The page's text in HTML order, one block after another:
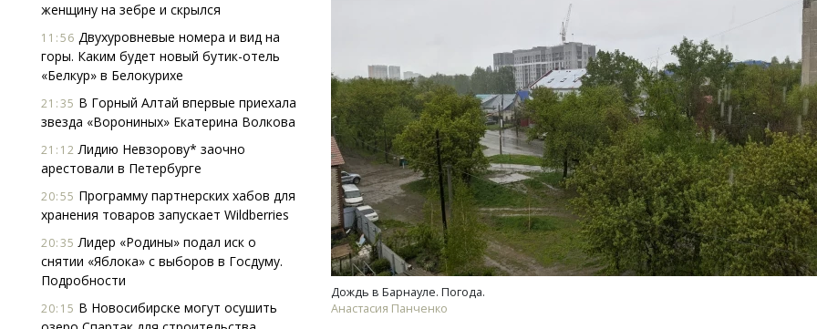
женщину на зебре и скрылся
11:56 Двухуровневые номера и вид на
горы. Каким будет новый бутик-отель
«Белкур» в Белокурихе
21:35 В Горный Алтай впервые приехала
звезда «Ворониных» Екатерина Волкова
21:12 Лидию Невзорову* заочно
арестовали в Петербурге
20:55 Программу партнерских хабов для
хранения товаров запускает Wildberries
20:35 Лидер «Родины» подал иск о
снятии «Яблока» с выборов в Госдуму.
Подробности
20:15 В Новосибирске могут осушить
Дождь в Барнауле. Погода.
Анастасия Панченко
Архитектурный код начинается с
земли. Мощение крупноформатными
плитами становится новым
СТРОИТЕЛЬСТВО
Смелость архитектурных
Генеральный директор
ЗИАС — об эстетике